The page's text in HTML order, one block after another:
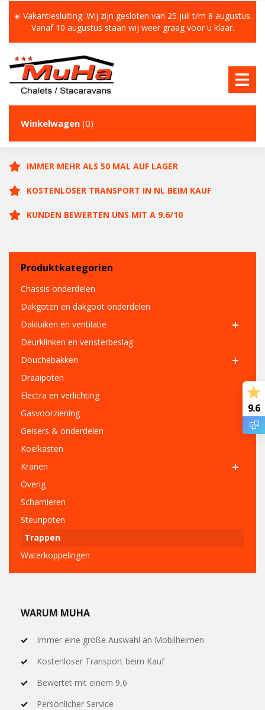
☀️ Vakantiesluiting: Wij zijn gesloten van 25 juli t/m 8 augustus.
Vanaf 10 augustus staan wij weer graag voor u klaar.
Winkelwagen (0)
IMMER MEHR ALS 50 MAL AUF LAGER
KOSTENLOSER TRANSPORT IN NL BEIM KAUF
KUNDEN BEWERTEN UNS MIT A 9.6/10
Produktkategorien
Chassis onderdelen
Dakgoten en dakgoot onderdelen
Dakluiken en ventilatie
Deurklinken en vensterbeslag
Douchebakken
Draaipoten
Electra en verlichting
Gasvoorziening
Geisers & onderdelen
Koelkasten
Kranen
Overig
Scharnieren
Steunpoten
Trappen
Waterkoppelingen
WARUM MUHA
Immer eine große Auswahl an Mobilheimen
Kostenloser Transport beim Kauf
Bewertet mit einem 9,6
Persönlicher Service
9.6